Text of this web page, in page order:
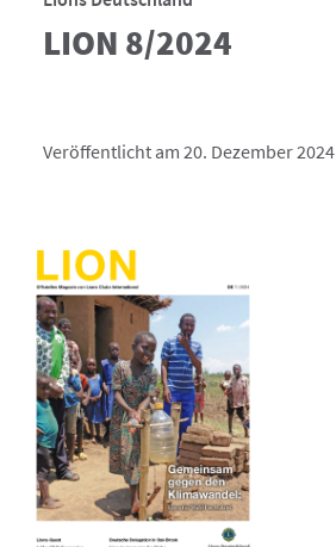
LION 8/2024
Veröffentlicht am 20. Dezember 2024